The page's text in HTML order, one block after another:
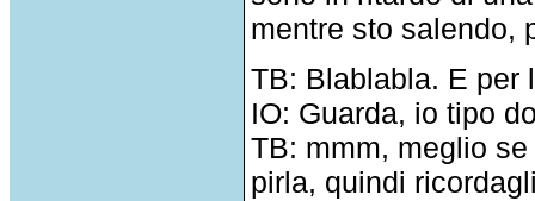
mentre sto salendo,
TB: Blablabla. E per
IO: Guarda, io tipo
TB: mmm, meglio
pirla, quindi